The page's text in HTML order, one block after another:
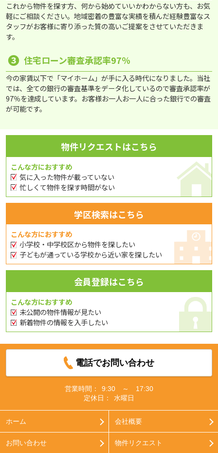
これから物件を探す方、何から始めていいかわからない方も、お気
軽にご相談ください。地域密着の豊富な実績を積んだ経験豊富なス
タッフがお客様に寄り添った質の高いご提案をさせていただきま
す。
❸ 住宅ローン審査承認率97％
今の家賃以下で「マイホーム」が手に入る時代になりました。当社
では、全ての銀行の審査基準をデータ化しているので審査承認率が
97％を達成しています。お客様お一人お一人に合った銀行での審査
が可能です。
物件リクエストはこちら
こんな方におすすめ
気に入った物件が載っていない
忙しくて物件を探す時間がない
学区検索はこちら
こんな方におすすめ
小学校・中学校区から物件を探したい
子どもが通っている学校から近い家を探したい
会員登録はこちら
こんな方におすすめ
未公開の物件情報が見たい
新着物件の情報を入手したい
電話でお問い合わせ
営業時間：
9:30 ～ 17:30
定休日：
水曜日
ホーム 会社概要
お問い合わせ 物件リクエスト